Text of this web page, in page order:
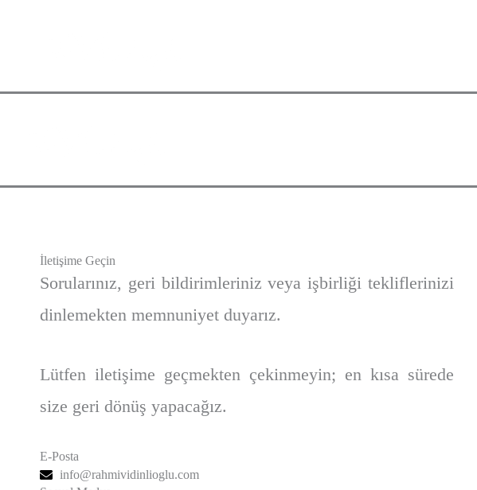
İletişime Geçin
Sorularınız, geri bildirimleriniz veya işbirliği tekliflerinizi
dinlemekten memnuniyet duyarız.
Lütfen iletişime geçmekten çekinmeyin; en kısa sürede
size geri dönüş yapacağız.
E-Posta
info@rahmividinlioglu.com